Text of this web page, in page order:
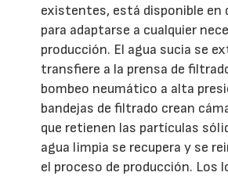
existentes, está disponible en
para adaptarse a cualquier
producción. El agua sucia se
transfiere a la prensa de
bombeo neumático a alta
bandejas de filtrado crean
que retienen las partículas
agua limpia se recupera y se
el proceso de producción. Los